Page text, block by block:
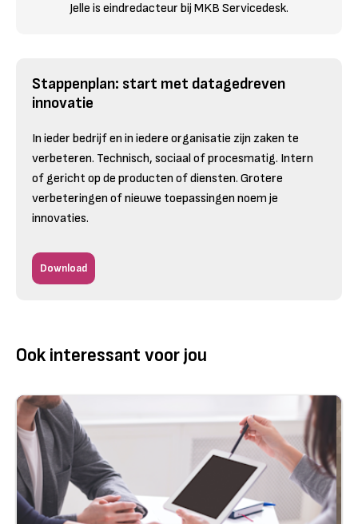
Jelle is eindredacteur bij MKB Servicedesk.
Stappenplan: start met datagedreven
innovatie
In ieder bedrijf en in iedere organisatie zijn zaken te
verbeteren. Technisch, sociaal of procesmatig. Intern
of gericht op de producten of diensten. Grotere
verbeteringen of nieuwe toepassingen noem je
innovaties.
Download
Ook interessant voor jou